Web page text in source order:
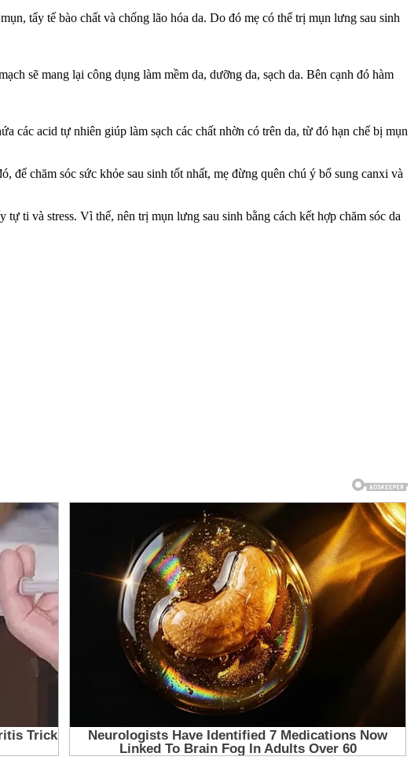
tẩy tế bào chất và chống lão hóa da. Do đó mẹ có thể trị mụn lưng sau sinh
sẽ mang lại công dụng làm mềm da, dưỡng da, sạch da. Bên cạnh đó hàm
các acid tự nhiên giúp làm sạch các chất nhờn có trên da, từ đó hạn chế bị mụn
để chăm sóc sức khỏe sau sinh tốt nhất, mẹ đừng quên chú ý bổ sung canxi và
ti và stress. Vì thế, nên trị mụn lưng sau sinh bằng cách kết hợp chăm sóc da